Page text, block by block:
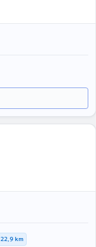
22,9 km